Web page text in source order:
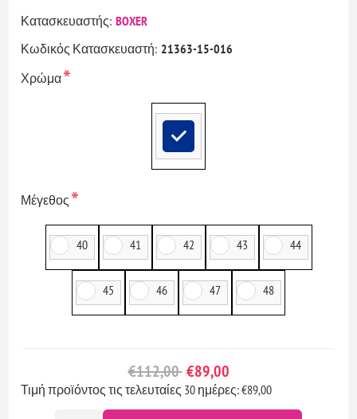
Κατασκευαστής: BOXER
Κωδικός Κατασκευαστή: 21363-15-016
Χρώμα*
Μέγεθος*
40 41 42 43 44
45 46 47 48
€112,00 €89,00
Τιμή προϊόντος τις τελευταίες 30 ημέρες: €89,00